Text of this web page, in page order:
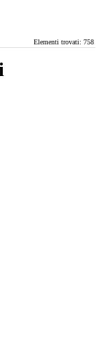
Elementi trovati: 758